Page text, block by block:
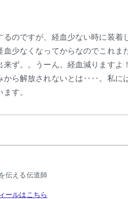
のですが、経血少ない時に装着
少なくなってからなのでこれま
ず。。うーん。経血減りますよ
から解放されないとは‥‥。私に
す。
伝える伝道師
ールはこちら